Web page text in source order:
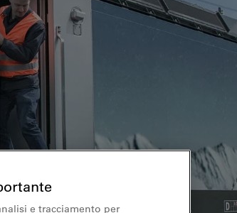
CARRELLO
Login
e tracciamento per